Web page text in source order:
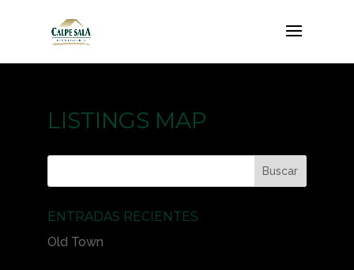
LISTINGS MAP
ENTRADAS RECIENTES
Old Town